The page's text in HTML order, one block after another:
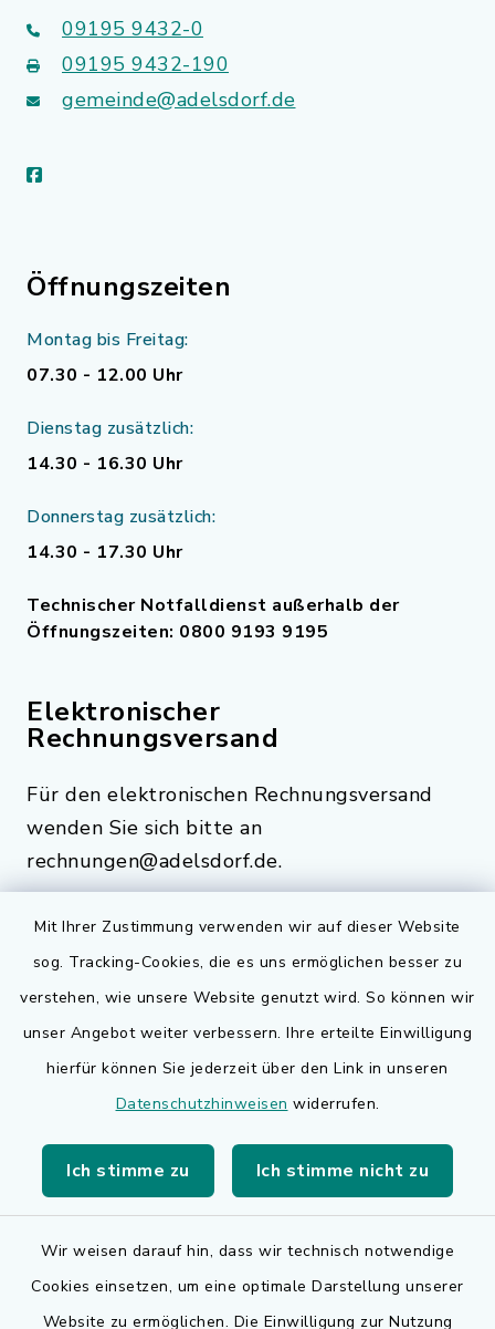
Mit Ihrer Zustimmung verwenden wir auf dieser Website
sog. Tracking-Cookies, die es uns ermöglichen besser zu
verstehen, wie unsere Website genutzt wird. So können wir
unser Angebot weiter verbessern. Ihre erteilte Einwilligung
hierfür können Sie jederzeit über den Link in unseren
Datenschutzhinweisen widerrufen.
Ich stimme zu Ich stimme nicht zu
Wir weisen darauf hin, dass wir technisch notwendige
Cookies einsetzen, um eine optimale Darstellung unserer
Website zu ermöglichen. Die Einwilligung zur Nutzung
09195 9432-0
09195 9432-190
gemeinde@adelsdorf.de
facebook
Öffnungszeiten
Montag bis Freitag:
07.30 - 12.00 Uhr
Dienstag zusätzlich:
14.30 - 16.30 Uhr
Donnerstag zusätzlich:
14.30 - 17.30 Uhr
Technischer Notfalldienst außerhalb der
Öffnungszeiten: 0800 9193 9195
Elektronischer
Rechnungsversand
Für den elektronischen Rechnungsversand
wenden Sie sich bitte an
rechnungen@adelsdorf.de.
Quicklinks
Bauen in Adelsdorf
BayernPortal
Landkreis Erlangen-Höchstadt